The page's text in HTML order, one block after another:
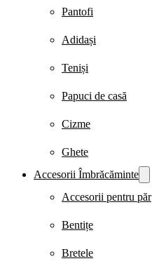
Pantofi
Adidași
Teniși
Papuci de casă
Cizme
Ghete
Accesorii Îmbrăcăminte
Accesorii pentru păr
Bentițe
Bretele